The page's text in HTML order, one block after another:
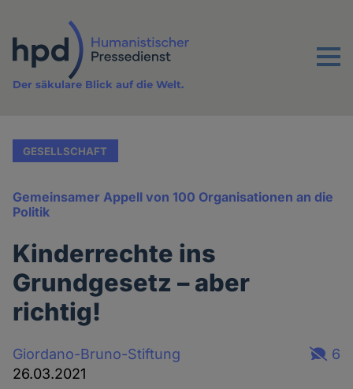
Inhalt
Menu
Der säkulare Blick auf die Welt.
GESELLSCHAFT
Gemeinsamer Appell von 100 Organisationen an die
Politik
Kinderrechte ins
Grundgesetz – aber
richtig!
Giordano-Bruno-Stiftung
26.03.2021
6